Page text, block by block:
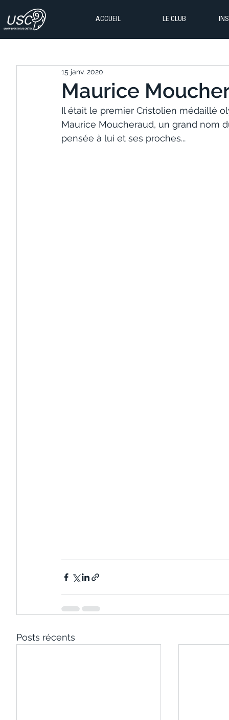
ACCUEIL LE CLUB
Maurice
15 janv. 2020
Il était le premier Cristolien médaillé
Maurice Moucheraud, un grand nom
pensée à lui et ses proches...
Posts récents